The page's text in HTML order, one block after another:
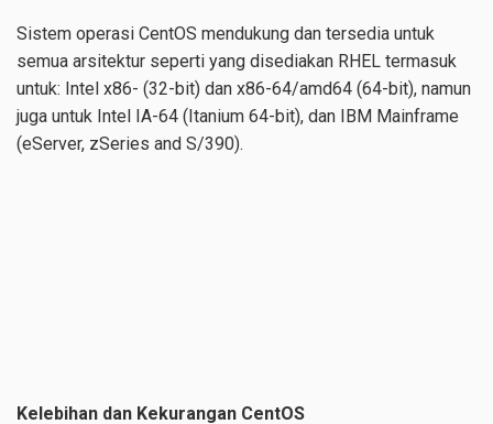
Sistem operasi CentOS mendukung dan tersedia untuk
semua arsitektur seperti yang disediakan RHEL termasuk
untuk: Intel x86- (32-bit) dan x86-64/amd64 (64-bit), namun
juga untuk Intel IA-64 (Itanium 64-bit), dan IBM Mainframe
(eServer, zSeries and S/390).
Kelebihan dan Kekurangan CentOS